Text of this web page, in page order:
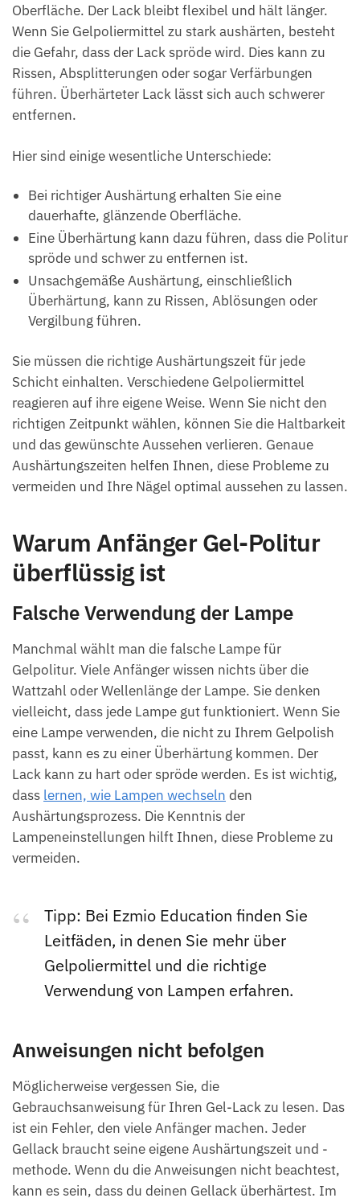
Oberfläche. Der Lack bleibt flexibel und hält länger.
Wenn Sie Gelpoliermittel zu stark aushärten, besteht
die Gefahr, dass der Lack spröde wird. Dies kann zu
Rissen, Absplitterungen oder sogar Verfärbungen
führen. Überhärteter Lack lässt sich auch schwerer
entfernen.
Hier sind einige wesentliche Unterschiede:
Bei richtiger Aushärtung erhalten Sie eine
dauerhafte, glänzende Oberfläche.
Eine Überhärtung kann dazu führen, dass die Politur
spröde und schwer zu entfernen ist.
Unsachgemäße Aushärtung, einschließlich
Überhärtung, kann zu Rissen, Ablösungen oder
Vergilbung führen.
Sie müssen die richtige Aushärtungszeit für jede
Schicht einhalten. Verschiedene Gelpoliermittel
reagieren auf ihre eigene Weise. Wenn Sie nicht den
richtigen Zeitpunkt wählen, können Sie die Haltbarkeit
und das gewünschte Aussehen verlieren. Genaue
Aushärtungszeiten helfen Ihnen, diese Probleme zu
vermeiden und Ihre Nägel optimal aussehen zu lassen.
Warum Anfänger Gel-Politur
überflüssig ist
Falsche Verwendung der Lampe
Manchmal wählt man die falsche Lampe für
Gelpolitur. Viele Anfänger wissen nichts über die
Wattzahl oder Wellenlänge der Lampe. Sie denken
vielleicht, dass jede Lampe gut funktioniert. Wenn Sie
eine Lampe verwenden, die nicht zu Ihrem Gelpolish
passt, kann es zu einer Überhärtung kommen. Der
Lack kann zu hart oder spröde werden. Es ist wichtig,
dass lernen, wie Lampen wechseln den
Aushärtungsprozess. Die Kenntnis der
Lampeneinstellungen hilft Ihnen, diese Probleme zu
vermeiden.
Tipp: Bei Ezmio Education finden Sie
Leitfäden, in denen Sie mehr über
Gelpoliermittel und die richtige
Verwendung von Lampen erfahren.
Anweisungen nicht befolgen
Möglicherweise vergessen Sie, die
Gebrauchsanweisung für Ihren Gel-Lack zu lesen. Das
ist ein Fehler, den viele Anfänger machen. Jeder
Gellack braucht seine eigene Aushärtungszeit und -
methode. Wenn du die Anweisungen nicht beachtest,
kann es sein, dass du deinen Gellack überhärtest. Im